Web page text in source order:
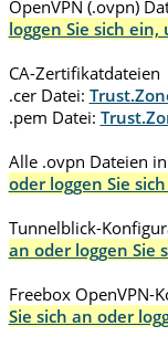
OpenVPN (.ovpn)
loggen Sie sich ein,
CA-Zertifikatdateien
.cer Datei:
.pem Datei:
Alle .ovpn Dateien in
oder loggen Sie
Tunnelblick-
an oder loggen Sie
Freebox OpenVPN-
Sie sich an oder